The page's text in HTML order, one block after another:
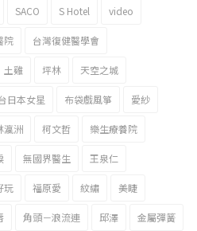
箏節「風在石起」霸氣回歸
SACO S Hotel video
院 台灣復健醫學會
土雞 坪林 天空之城
日本女星 布袋戲風箏 愛紗
瀛洲 柯文哲 樂生療養院
無國界醫生 王泉仁
玩 福原愛 紋繡 美睫
角頭－浪流連 邱澤 金屬彈簧